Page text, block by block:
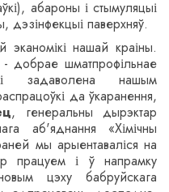
абароны і стымуляцыі
дэзінфекцыі паверхняў.
нашай краіны.
- добрае шматпрофільнае
задаволена нашым
да ўкаранення,
, генеральны дырэктар
аб'яднання «Хімічны
мы арыентаваліся на
працуем і ў напрамку
цэху бабруйскага